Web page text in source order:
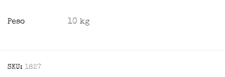
Peso 10 kg
SKU: 1827